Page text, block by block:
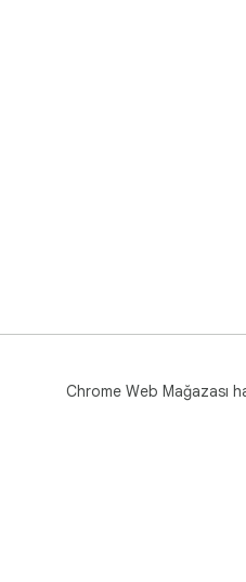
Chrome Web Mağazası